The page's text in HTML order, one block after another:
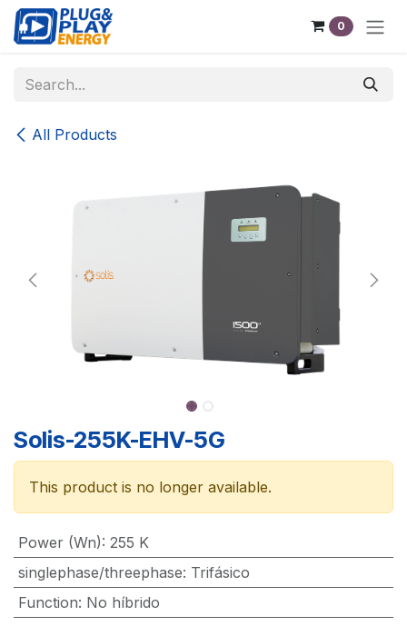
Skip to Content
0
All Products
Solis-255K-EHV-5G
This product is no longer available.
Power (Wn): 255 K
singlephase/threephase: Trifásico
Function: No híbrido